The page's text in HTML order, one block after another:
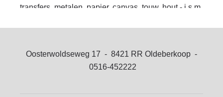
transfers, metalen, papier, canvas, touw, hout - i.s.m.
Oosterwoldseweg 17 - 8421 RR Oldeberkoop -
0516-452222